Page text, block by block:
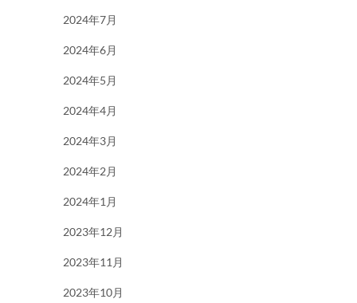
2024年7月
2024年6月
2024年5月
2024年4月
2024年3月
2024年2月
2024年1月
2023年12月
2023年11月
2023年10月